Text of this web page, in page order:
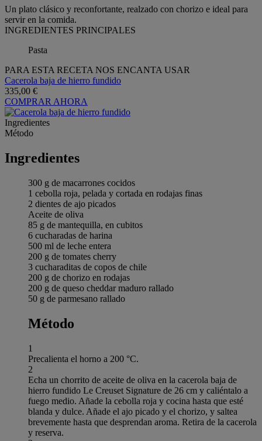
Un plato clásico y reconfortante, realzado con chorizo e ideal para
servir en la comida.
INGREDIENTES PRINCIPALES
Pasta
PARA ESTA RECETA NOS ENCANTA USAR
Cacerola baja de hierro fundido
335,00 €
COMPRAR AHORA
Ingredientes
Método
Ingredientes
300 g de macarrones cocidos
1 cebolla roja, pelada y cortada en rodajas finas
2 dientes de ajo picados
Aceite de oliva
85 g de mantequilla, en cubitos
6 cucharadas de harina
500 ml de leche entera
200 g de tomates cherry
3 cucharaditas de copos de chile
200 g de chorizo en rodajas
200 g de queso cheddar maduro rallado
50 g de parmesano rallado
Método
1
Precalienta el horno a 200 °C.
2
Echa un chorrito de aceite de oliva en la cacerola baja de
hierro fundido Le Creuset Signature de 26 cm y caliéntalo a
fuego medio. Añade la cebolla roja y cocina hasta que esté
blanda y dulce. Añade el ajo picado y el chorizo, y saltea
brevemente hasta que desprendan aroma. Retira de la cacerola
y reserva.